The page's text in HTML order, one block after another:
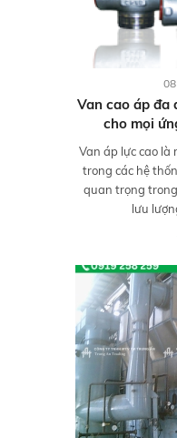
Van cao áp đa
cho mọi
Van áp lực cao
trong các hệ
quan trọng
lưu